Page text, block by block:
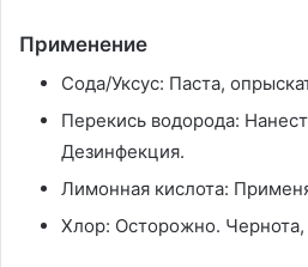
Применение
Сода/Уксус: Паста,
Перекись водорода:
Дезинфекция.
Лимонная кислота:
Хлор: Осторожно. Чернота,